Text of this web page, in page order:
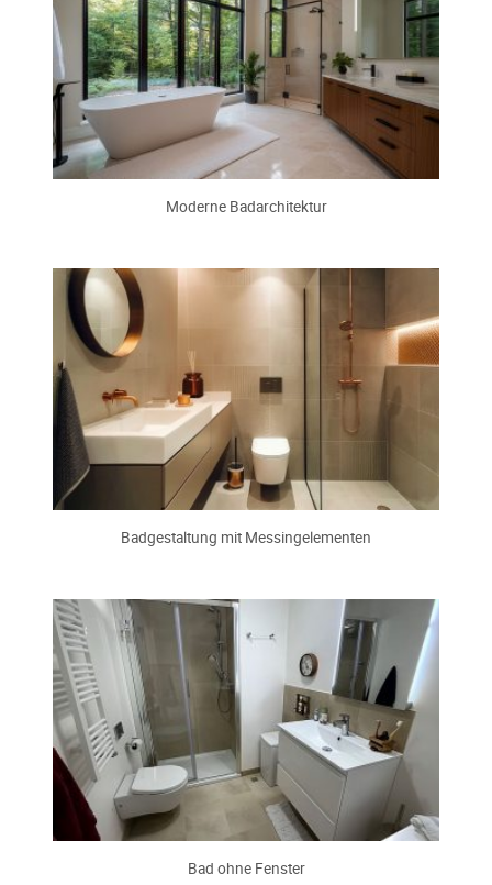
Moderne Badarchitektur
Badgestaltung mit Messingelementen
Bad ohne Fenster